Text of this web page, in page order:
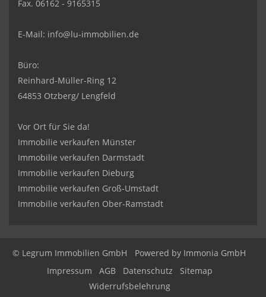
Fax. 06162 - 9165315
E-Mail: info@lu-immobilien.de
Büro:
Reinhard-Müller-Ring 12
64853 Otzberg/ Lengfeld
Vor Ort für Sie da!
Immobilie verkaufen Münster
Immobilie verkaufen Darmstadt
Immobilie verkaufen Dieburg
Immobilie verkaufen Groß-Umstadt
Immobilie verkaufen Ober-Ramstadt
© Legrum Immobilien GmbH Powered by Immonia GmbH
Impressum
AGB Datenschutz
Sitemap
Widerrufsbelehrung